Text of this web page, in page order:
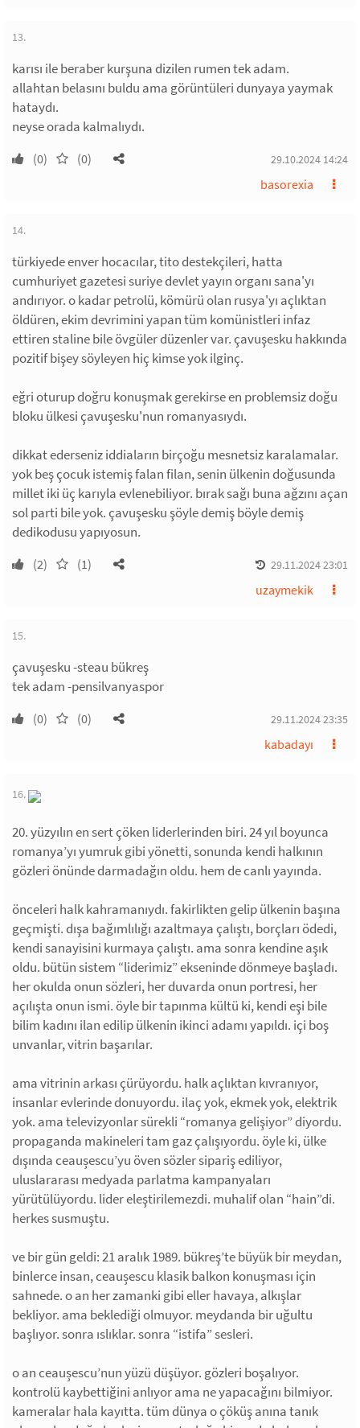
13.
karısı ile beraber kurşuna dizilen rumen tek adam.
allahtan belasını buldu ama görüntüleri dunyaya yaymak
hataydı.
neyse orada kalmalıydı.
(0) (0) 29.10.2024 14:24
basorexia
14.
türkiyede enver hocacılar, tito destekçileri, hatta
cumhuriyet gazetesi suriye devlet yayın organı sana'yı
andırıyor. o kadar petrolü, kömürü olan rusya'yı açlıktan
öldüren, ekim devrimini yapan tüm komünistleri infaz
ettiren staline bile övgüler düzenler var. çavuşesku hakkında
pozitif bişey söyleyen hiç kimse yok ilginç.
eğri oturup doğru konuşmak gerekirse en problemsiz doğu
bloku ülkesi çavuşesku'nun romanyasıydı.
dikkat ederseniz iddiaların birçoğu mesnetsiz karalamalar.
yok beş çocuk istemiş falan filan, senin ülkenin doğusunda
millet iki üç karıyla evlenebiliyor. bırak sağı buna ağzını açan
sol parti bile yok. çavuşesku şöyle demiş böyle demiş
dedikodusu yapıyosun.
(2) (1) 29.11.2024 23:01
uzaymekik
15.
çavuşesku -steau bükreş
tek adam -pensilvanyaspor
(0) (0) 29.11.2024 23:35
kabadayı
16.
20. yüzyılın en sert çöken liderlerinden biri. 24 yıl boyunca
romanya’yı yumruk gibi yönetti, sonunda kendi halkının
gözleri önünde darmadağın oldu. hem de canlı yayında.
önceleri halk kahramanıydı. fakirlikten gelip ülkenin başına
geçmişti. dışa bağımlılığı azaltmaya çalıştı, borçları ödedi,
kendi sanayisini kurmaya çalıştı. ama sonra kendine aşık
oldu. bütün sistem “liderimiz” ekseninde dönmeye başladı.
her okulda onun sözleri, her duvarda onun portresi, her
açılışta onun ismi. öyle bir tapınma kültü ki, kendi eşi bile
bilim kadını ilan edilip ülkenin ikinci adamı yapıldı. içi boş
unvanlar, vitrin başarılar.
ama vitrinin arkası çürüyordu. halk açlıktan kıvranıyor,
insanlar evlerinde donuyordu. ilaç yok, ekmek yok, elektrik
yok. ama televizyonlar sürekli “romanya gelişiyor” diyordu.
propaganda makineleri tam gaz çalışıyordu. öyle ki, ülke
dışında ceaușescu’yu öven sözler sipariş ediliyor,
uluslararası medyada parlatma kampanyaları
yürütülüyordu. lider eleştirilemezdi. muhalif olan “hain”di.
herkes susmuştu.
ve bir gün geldi: 21 aralık 1989. bükreş’te büyük bir meydan,
binlerce insan, ceaușescu klasik balkon konuşması için
sahnede. o an her zamanki gibi eller havaya, alkışlar
bekliyor. ama beklediği olmuyor. meydanda bir uğultu
başlıyor. sonra ıslıklar. sonra “istifa” sesleri.
o an ceaușescu’nun yüzü düşüyor. gözleri boşalıyor.
kontrolü kaybettiğini anlıyor ama ne yapacağını bilmiyor.
kameralar hala kayıtta. tüm dünya o çöküş anına tanık